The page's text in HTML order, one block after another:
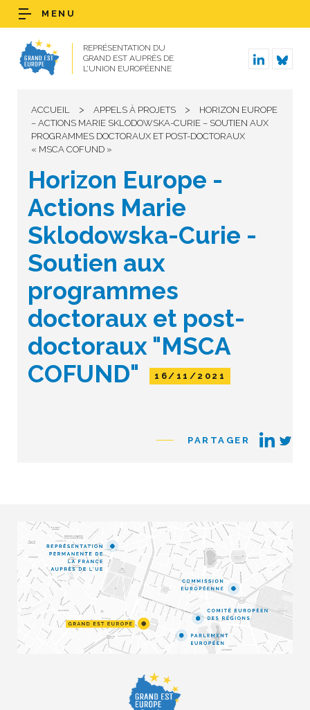
REPRÉSENTATION DU
GRAND EST AUPRÈS DE
L’UNION EUROPÉENNE
MENU
ACCUEIL > APPELS À PROJETS >
HORIZON EUROPE
– ACTIONS MARIE SKLODOWSKA-CURIE – SOUTIEN AUX
PROGRAMMES DOCTORAUX ET POST-DOCTORAUX
« MSCA COFUND »
Horizon Europe -
Actions Marie
Sklodowska-Curie -
Soutien aux
programmes
doctoraux et post-
doctoraux "MSCA
COFUND"
16/11/2021
PARTAGER